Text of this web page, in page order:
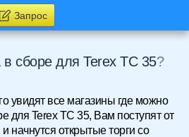
Запрос
в сборе для Terex TC 35?
увидят все магазины где можно
для Terex TC 35, Вам поступят от
начнутся открытые торги со